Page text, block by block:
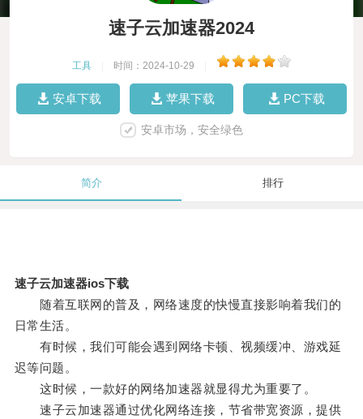
速子云加速器2024
工具 时间：2024-10-29
安卓下载 苹果下载 PC下载
安卓市场，安全绿色
简介 排行
速子云加速器ios下载
随着互联网的普及，网络速度的快慢直接影响着我们的
日常生活。
有时候，我们可能会遇到网络卡顿、视频缓冲、游戏延
迟等问题。
这时候，一款好的网络加速器就显得尤为重要了。
速子云加速器通过优化网络连接，节省带宽资源，提供